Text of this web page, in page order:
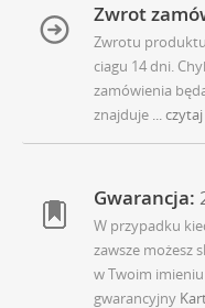
Zwrot
Zwrotu
ciagu 14 dni.
zamówienia
znajduje ...
Gwarancja:
W przypadku
zawsze możesz
w Twoim
gwarancyjny